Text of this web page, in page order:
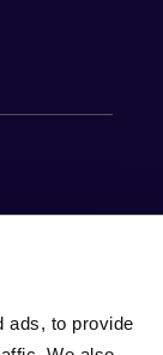
ads, to provide